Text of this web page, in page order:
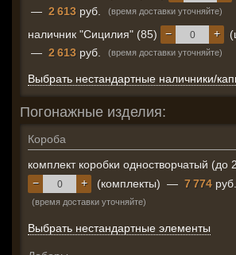
— 2 613 руб. (время доставки уточняйте)
наличник "Сицилия" (85) +
−
— 2 613 руб. (время доставки уточняйте)
Выбрать нестандартные наличники/
Погонажные изделия:
Короба
комплект коробки одностворчатый (до
+
− (комплекты) — 7 774 руб.
(время доставки уточняйте)
Выбрать нестандартные элементы